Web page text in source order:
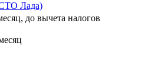
Лада)
до вычета налогов